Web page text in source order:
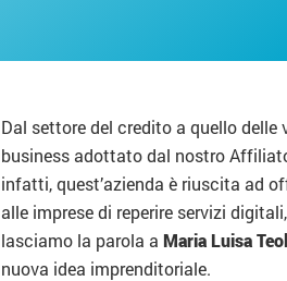
Dal settore del credito a quello
business adottato dal nostro
infatti, quest’azienda è riuscita ad
alle imprese di reperire servizi
lasciamo la parola a Maria Luisa
nuova idea imprenditoriale.